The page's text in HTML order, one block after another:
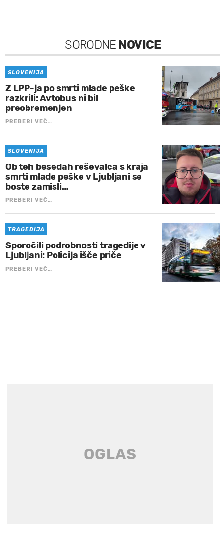
SORODNE NOVICE
SLOVENIJA
Z LPP-ja po smrti mlade peške
razkrili: Avtobus ni bil
preobremenjen
PREBERI VEČ…
SLOVENIJA
Ob teh besedah reševalca s kraja
smrti mlade peške v Ljubljani se
boste zamisli…
PREBERI VEČ…
TRAGEDIJA
Sporočili podrobnosti tragedije v
Ljubljani: Policija išče priče
PREBERI VEČ…